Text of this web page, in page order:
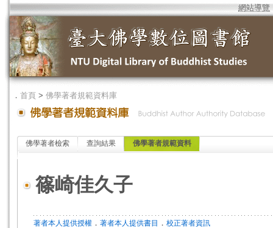
網站導覽
． 首頁 > 佛學著者規範資料庫
佛學著者檢索 查詢結果 佛學著者規範資料
篠崎佳久子
著者本人提供授權 ． 著者本人提供書目 ． 校正著者資訊